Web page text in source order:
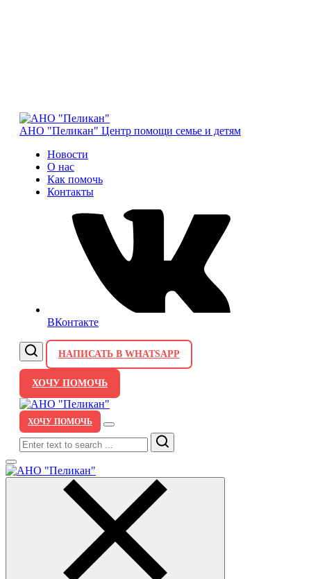
АНО "Пеликан" Центр помощи семье и детям
Новости
О нас
Как помочь
Контакты
ВКонтакте
НАПИСАТЬ В WHATSAPP
ХОЧУ ПОМОЧЬ
ХОЧУ ПОМОЧЬ
Search